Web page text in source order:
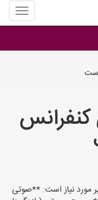
منوی
سایت
اداری
مورد نیاز است: **صوتی